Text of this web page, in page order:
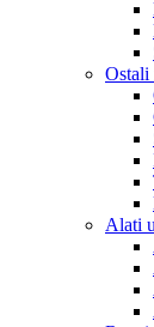
Ostali
Alati